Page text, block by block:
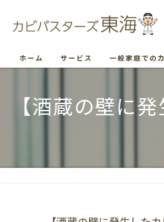
ホーム サービス 一般家庭での
【酒蔵の壁に